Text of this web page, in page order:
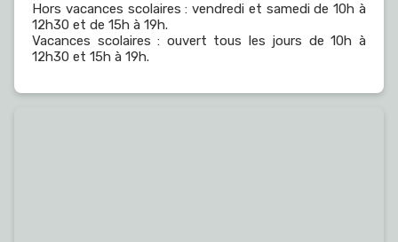
Hors vacances scolaires : vendredi et samedi de 10h à
12h30 et de 15h à 19h.
Vacances scolaires : ouvert tous les jours de 10h à
12h30 et 15h à 19h.